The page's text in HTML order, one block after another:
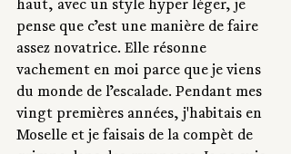
haut, avec un style hyper léger, je
pense que c’est une manière de faire
assez novatrice. Elle résonne
vachement en moi parce que je viens
du monde de l’escalade. Pendant mes
vingt premières années, j'habitais en
Moselle et je faisais de la compèt de